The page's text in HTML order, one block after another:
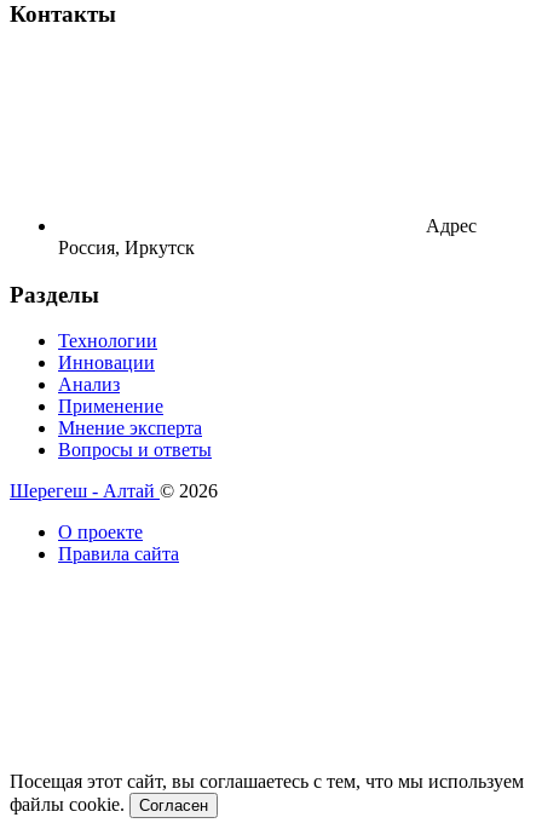
Контакты
Адрес
Россия, Иркутск
Разделы
Технологии
Инновации
Анализ
Применение
Мнение эксперта
Вопросы и ответы
Шерегеш - Алтай © 2026
О проекте
Правила сайта
Посещая этот сайт, вы соглашаетесь с тем, что мы используем
файлы cookie.
Согласен